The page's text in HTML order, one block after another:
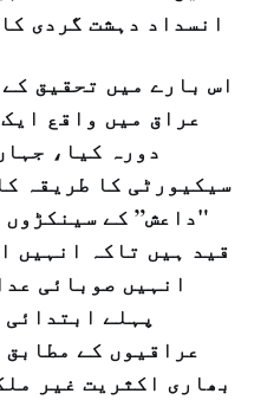
انسداد دہشت گردی
اس بارے میں تحقیق
عراق میں واقع
دورہ کیا،
سیکیورٹی کا طریقہ
"داعش” کے
قید ہیں تاکہ انہیں
انہیں صوبائی
پہلے
عراقیوں کے
بھاری اکثریت غیر